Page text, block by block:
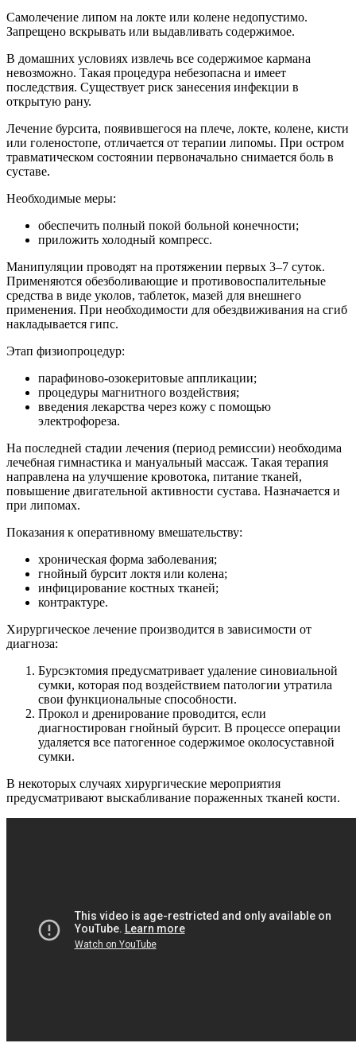
Самолечение липом на локте или колене недопустимо.
Запрещено вскрывать или выдавливать содержимое.
В домашних условиях извлечь все содержимое кармана
невозможно. Такая процедура небезопасна и имеет
последствия. Существует риск занесения инфекции в
открытую рану.
Лечение бурсита, появившегося на плече, локте, колене, кисти
или голеностопе, отличается от терапии липомы. При остром
травматическом состоянии первоначально снимается боль в
суставе.
Необходимые меры:
обеспечить полный покой больной конечности;
приложить холодный компресс.
Манипуляции проводят на протяжении первых 3–7 суток.
Применяются обезболивающие и противовоспалительные
средства в виде уколов, таблеток, мазей для внешнего
применения. При необходимости для обездвиживания на сгиб
накладывается гипс.
Этап физиопроцедур:
парафиново-озокеритовые аппликации;
процедуры магнитного воздействия;
введения лекарства через кожу с помощью
электрофореза.
На последней стадии лечения (период ремиссии) необходима
лечебная гимнастика и мануальный массаж. Такая терапия
направлена на улучшение кровотока, питание тканей,
повышение двигательной активности сустава. Назначается и
при липомах.
Показания к оперативному вмешательству:
хроническая форма заболевания;
гнойный бурсит локтя или колена;
инфицирование костных тканей;
контрактуре.
Хирургическое лечение производится в зависимости от
диагноза:
Бурсэктомия предусматривает удаление синовиальной
сумки, которая под воздействием патологии утратила
свои функциональные способности.
Прокол и дренирование проводится, если
диагностирован гнойный бурсит. В процессе операции
удаляется все патогенное содержимое околосуставной
сумки.
В некоторых случаях хирургические мероприятия
предусматривают выскабливание пораженных тканей кости.